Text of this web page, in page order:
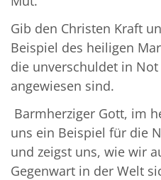
Gib den Christen Kraft
Beispiel des heiligen
die unverschuldet in
angewiesen sind.
Barmherziger Gott, im
uns ein Beispiel für die
und zeigst uns, wie wir
Gegenwart in der Welt